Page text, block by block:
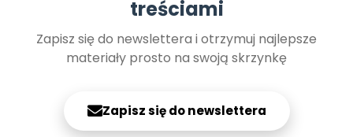
treściami
Zapisz się do newslettera i otrzymuj najlepsze
materiały prosto na swoją skrzynkę
Zapisz się do newslettera